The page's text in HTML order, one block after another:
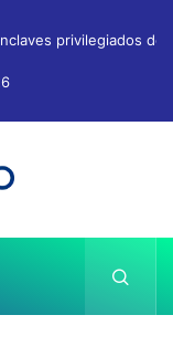
privilegiados